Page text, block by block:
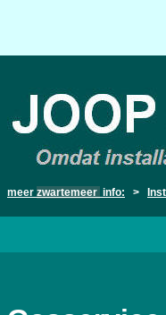
meer zwartemeer info: >